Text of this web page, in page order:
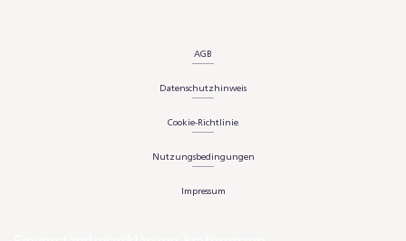
AGB
Datenschutzhinweis
Cookie-Richtlinie
Nutzungsbedingungen
Impressum